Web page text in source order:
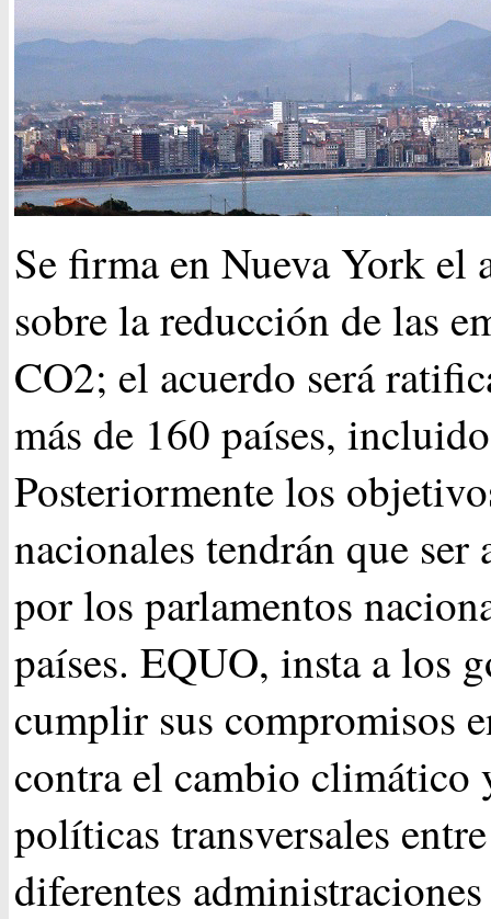
Se firma en Nueva York el
sobre la reducción de las
CO2; el acuerdo será
más de 160 países,
Posteriormente los
nacionales tendrán que ser
por los parlamentos
países. EQUO, insta a los
cumplir sus compromisos
contra el cambio climático
políticas transversales
diferentes